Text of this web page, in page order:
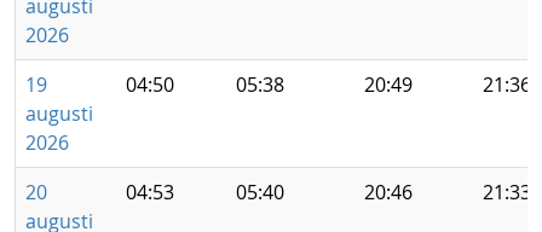
augusti
2026
19
augusti
2026
04:50 05:38 20:49 21:36
20
augusti
04:53 05:40 20:46 21:33